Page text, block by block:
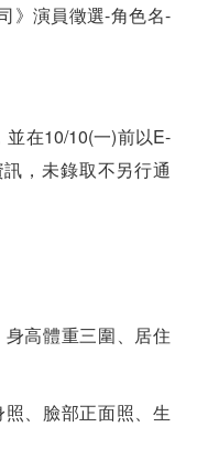
》演員徵選-角色名-
在10/10(一)前以E-
，未錄取不另行通
高體重三圍、居住
、臉部正面照、生